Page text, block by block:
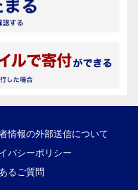
情報の外部送信について
バシーポリシー
るご質問